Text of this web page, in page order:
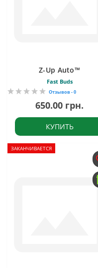
Z-Up Auto™
Fast Buds
Отзывов - 0
650.00 грн.
КУПИТЬ
ЗАКАНЧИВАЕТСЯ